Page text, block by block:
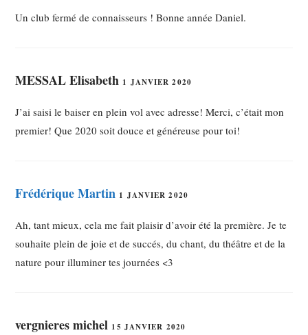
Un club fermé de connaisseurs ! Bonne année Daniel.
MESSAL Elisabeth 1 JANVIER 2020
J’ai saisi le baiser en plein vol avec adresse! Merci, c’était mon
premier! Que 2020 soit douce et généreuse pour toi!
Frédérique Martin 1 JANVIER 2020
Ah, tant mieux, cela me fait plaisir d’avoir été la première. Je te
souhaite plein de joie et de succés, du chant, du théâtre et de la
nature pour illuminer tes journées <3
vergnieres michel 15 JANVIER 2020